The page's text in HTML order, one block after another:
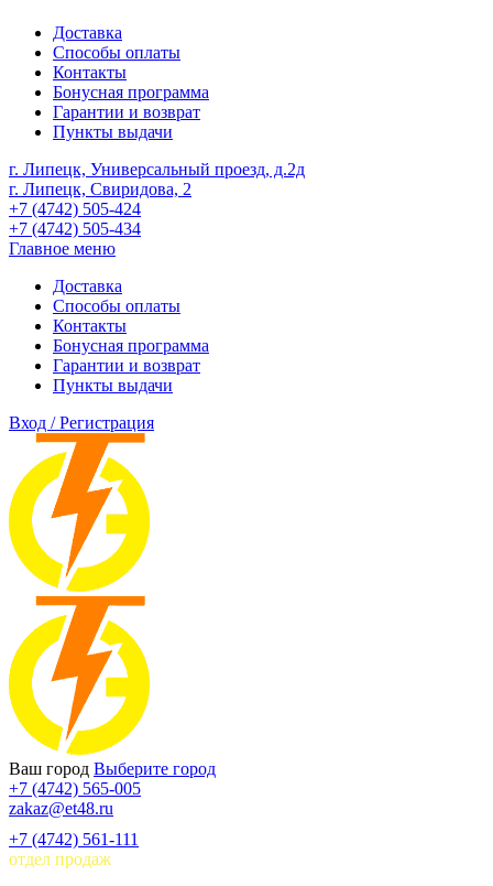
Доставка
Способы оплаты
Контакты
Бонусная программа
Гарантии и возврат
Пункты выдачи
г. Липецк, Универсальный проезд, д.2д
г. Липецк, Свиридова, 2
+7 (4742) 505-424
+7 (4742) 505-434
Главное меню
Доставка
Способы оплаты
Контакты
Бонусная программа
Гарантии и возврат
Пункты выдачи
Вход / Регистрация
Ваш город Выберите город
+7 (4742) 565-005
zakaz@et48.ru
+7 (4742) 561-111
отдел продаж